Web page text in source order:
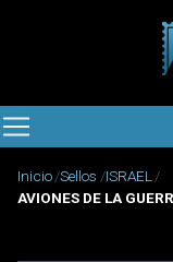
Inicio Sellos ISRAEL
AVIONES DE LA